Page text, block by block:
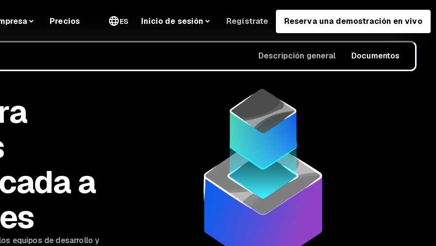
Precios ES Inicio de sesión Regístrate Reserva una demostración en vivo
Descripción general Documentos
a
equipos de desarrollo y